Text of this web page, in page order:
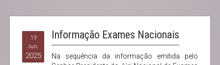
13
Jun.
2025
Informação Exames Nacionais
Na sequência da informação emitida pelo